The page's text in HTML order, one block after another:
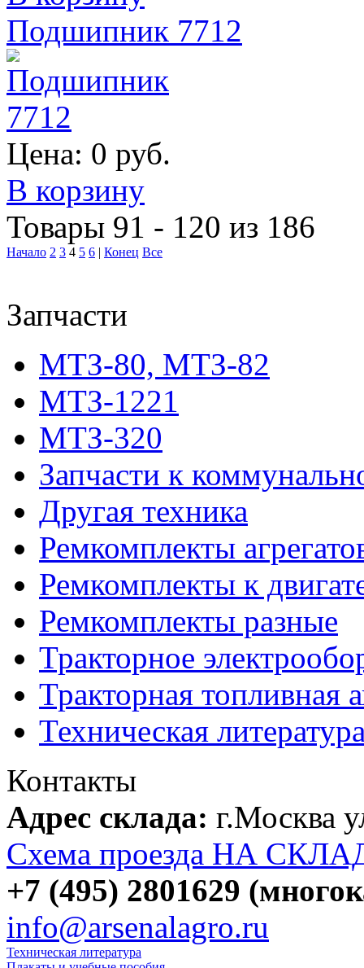
Подшипник 7712
Цена: 0 руб.
В корзину
Товары 91 - 120 из 186
Начало 2 3 4 5 6 | Конец Все
Запчасти
МТЗ-80, МТЗ-82
МТЗ-1221
МТЗ-320
Запчасти к
Другая техника
Ремкомплекты
Ремкомплекты к
Ремкомплекты разные
Тракторное
Тракторная топливная
Техническая
Контакты
Адрес склада: г.Москва
Схема проезда НА
+7 (495) 2801629
info@arsenalagro.ru
Техническая литература